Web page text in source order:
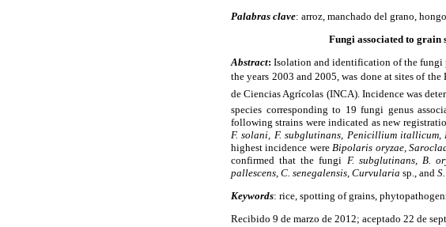
Palabras clave: arroz, manchado del grano,
Fungi associated to grain
Abstract: Isolation and identification of the fungi
the years 2003 and 2005, was done at sites of
de Ciencias Agrícolas (INCA). Incidence was
species corresponding to 19 fungi genus
following strains were indicated as new
F. solani, F. subglutinans, Penicillium itallicum,
highest incidence wereBipolaris oryzae,
confirmed that the fungi F. subglutinans, B.
pallescens, C. senegalensis, Curvularia sp., and
Keywords: rice, spotting of grains,
Recibido 9 de marzo de 2012; aceptado 22 de